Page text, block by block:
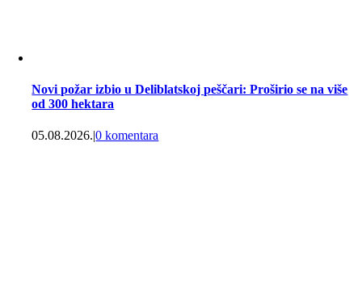
Novi požar izbio u Deliblatskoj peščari: Proširio se na više
od 300 hektara
05.08.2026.|0 komentara